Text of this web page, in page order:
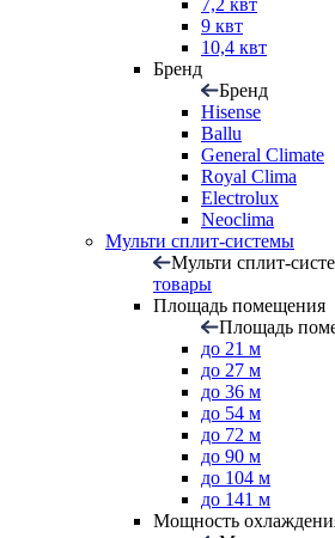
7,2 квт
9 квт
10,4 квт
Бренд
Бренд
Hisense
Ballu
General Climate
Royal Clima
Electrolux
Neoclima
Мульти сплит-системы
Мульти сплит-
товары
Площадь помещения
Площадь
до 21 м
до 27 м
до 36 м
до 54 м
до 72 м
до 90 м
до 104 м
до 141 м
Мощность